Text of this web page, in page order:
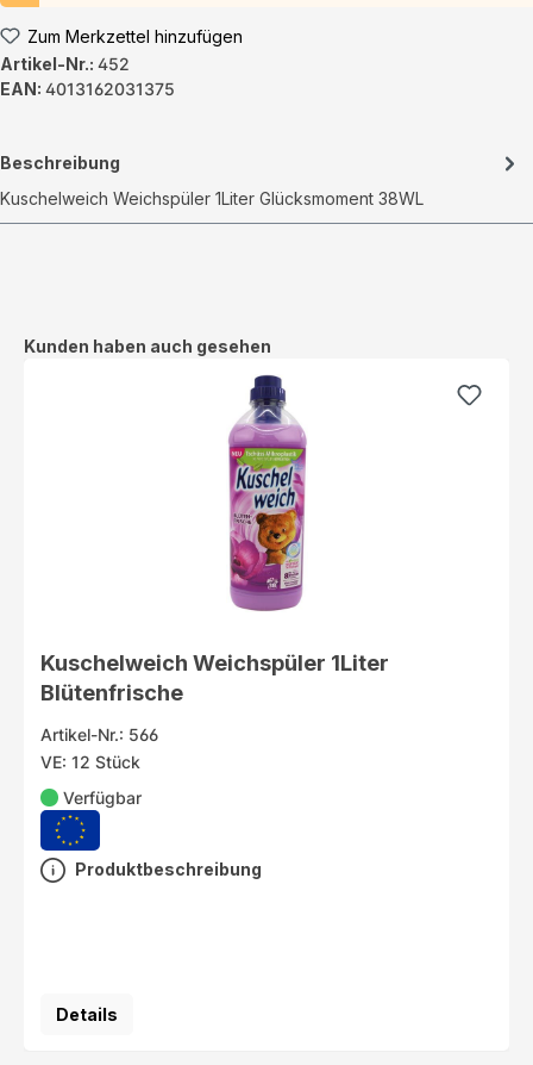
Zum Merkzettel hinzufügen
Artikel-Nr.: 452
EAN: 4013162031375
Beschreibung
Kuschelweich Weichspüler 1Liter Glücksmoment 38WL
Produktgalerie überspringen
Kunden haben auch gesehen
Kuschelweich Weichspüler 1Liter
Blütenfrische
Artikel-Nr.: 566
VE: 12 Stück
Verfügbar
Produktbeschreibung
Details